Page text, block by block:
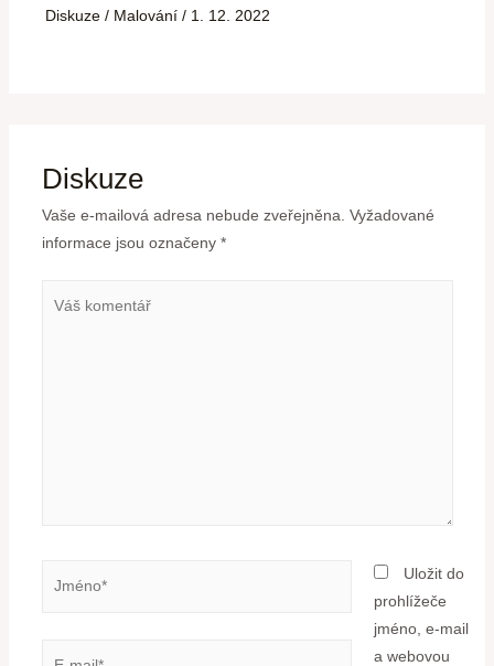
Diskuze / Malování / 1. 12. 2022
Diskuze
Vaše e-mailová adresa nebude zveřejněna. Vyžadované
informace jsou označeny *
Uložit do
prohlížeče
jméno, e-mail
a webovou